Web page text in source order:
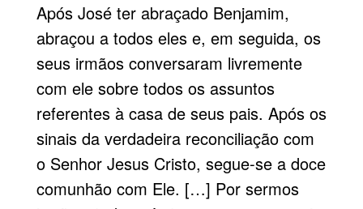
Após José ter abraçado Benjamim,
abraçou a todos eles e, em seguida, os
seus irmãos conversaram livremente
com ele sobre todos os assuntos
referentes à casa de seus pais. Após os
sinais da verdadeira reconciliação com
o Senhor Jesus Cristo, segue-se a doce
comunhão com Ele. […] Por sermos